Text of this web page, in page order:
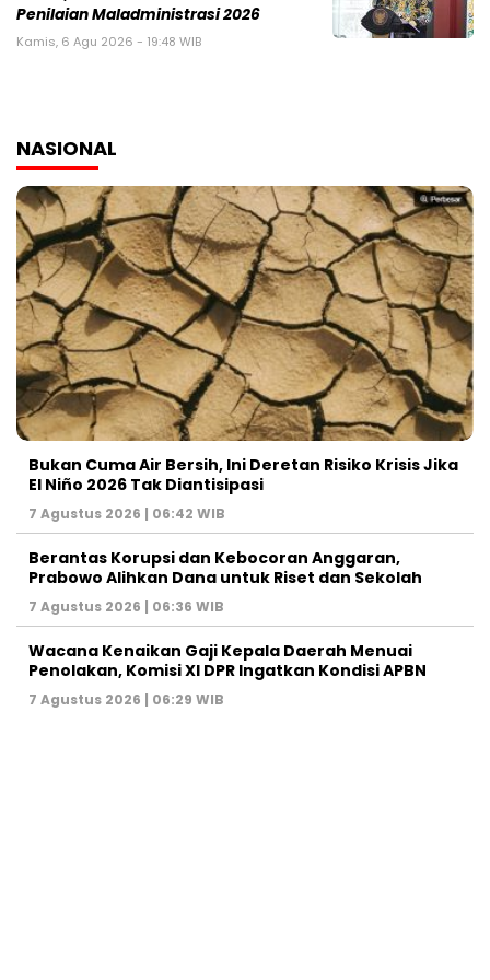
Penilaian Maladministrasi 2026
Kamis, 6 Agu 2026 - 19:48 WIB
NASIONAL
Bukan Cuma Air Bersih, Ini Deretan Risiko Krisis Jika
El Niño 2026 Tak Diantisipasi
7 Agustus 2026 | 06:42 WIB
Berantas Korupsi dan Kebocoran Anggaran,
Prabowo Alihkan Dana untuk Riset dan Sekolah
7 Agustus 2026 | 06:36 WIB
Wacana Kenaikan Gaji Kepala Daerah Menuai
Penolakan, Komisi XI DPR Ingatkan Kondisi APBN
7 Agustus 2026 | 06:29 WIB